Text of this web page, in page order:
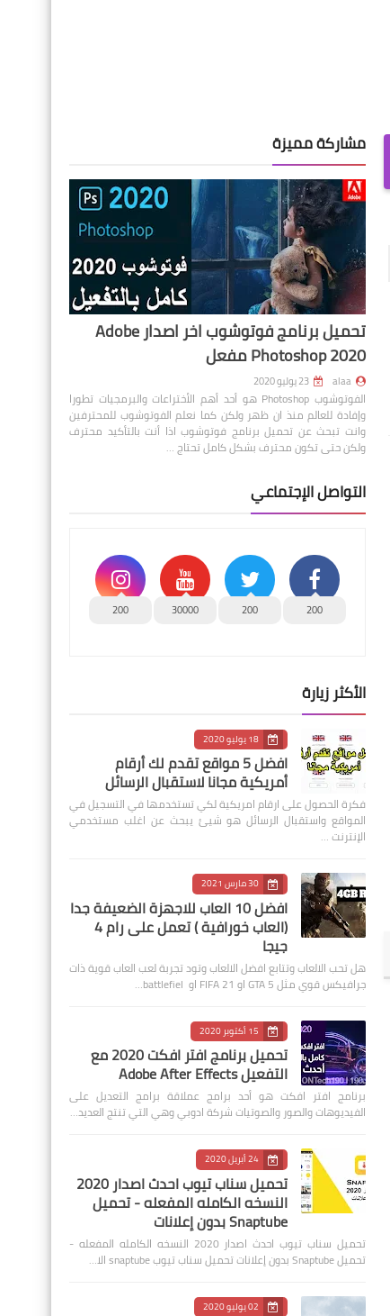
مشاركة مميزة
تحميل برنامج فوتوشوب اخر اصدار Adobe
Photoshop 2020 مفعل
alaa 23 يوليو 2020
الفوتوشوب Photoshop هو أحد أهم الأختراعات والبرمجيات تطورا
وإفادة للعالم منذ ان ظهر ولكن كما نعلم الفوتوشوب للمحترفين
وانت تبحث عن تحميل برنامج فوتوشوب اذا أنت بالتأكيد محترف
ولكن حتى تكون محترف بشكل كامل تحتاج …
التواصل الإجتماعي
200
200
30000
200
الأكثر زيارة
18 يوليو 2020
افضل 5 مواقع تقدم لك أرقام
أمريكية مجانا لاستقبال الرسائل
فكرة الحصول على ارقام امريكية لكي تستخدمها في التسجيل في
المواقع واستقبال الرسائل هو شيئ يبحث عن اغلب مستخدمي
الإنترنت …
30 مارس 2021
افضل 10 العاب للاجهزة الضعيفة جدا
(العاب خورافية ) تعمل على رام 4
جيجا
هل تحب الالعاب وتتابع افضل الالعاب وتود تجربة لعب العاب قوية ذات
جرافيكس قوي مثل GTA 5 او FIFA 21 او battlefiel…
15 أكتوبر 2020
تحميل برنامج افتر افكت 2020 مع
التفعيل Adobe After Effects
برنامج افتر افكت هو أحد برامج عملاقة برامج التعديل على
الفيديوهات والصور والصوتيات شركة ادوبي وهي التي تنتج العديد…
24 أبريل 2020
تحميل سناب تيوب احدث اصدار 2020
النسخه الكامله المفعله - تحميل
Snaptube بدون إعلانات
تحميل سناب تيوب احدث اصدار 2020 النسخه الكامله المفعله -
تحميل Snaptube بدون إعلانات تحميل سناب تيوب snaptube الا…
02 يوليو 2020